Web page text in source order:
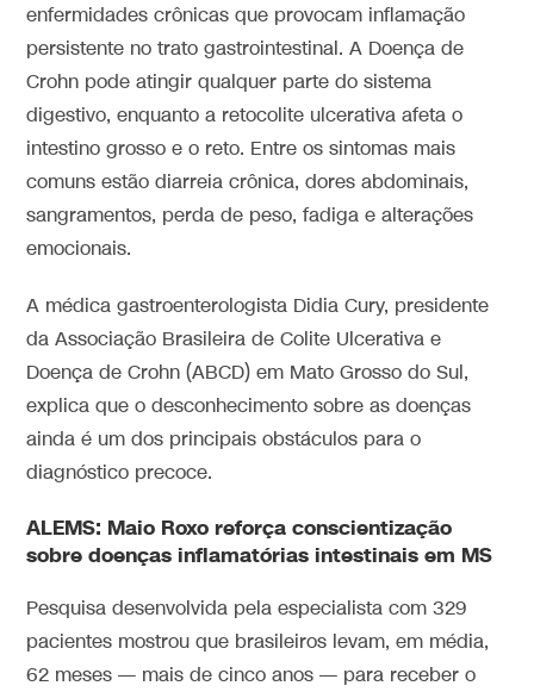
enfermidades crônicas que provocam inflamação
persistente no trato gastrointestinal. A Doença de
Crohn pode atingir qualquer parte do sistema
digestivo, enquanto a retocolite ulcerativa afeta o
intestino grosso e o reto. Entre os sintomas mais
comuns estão diarreia crônica, dores abdominais,
sangramentos, perda de peso, fadiga e alterações
emocionais.
A médica gastroenterologista Didia Cury, presidente
da Associação Brasileira de Colite Ulcerativa e
Doença de Crohn (ABCD) em Mato Grosso do Sul,
explica que o desconhecimento sobre as doenças
ainda é um dos principais obstáculos para o
diagnóstico precoce.
ALEMS: Maio Roxo reforça conscientização
sobre doenças inflamatórias intestinais em MS
Pesquisa desenvolvida pela especialista com 329
pacientes mostrou que brasileiros levam, em média,
62 meses — mais de cinco anos — para receber o